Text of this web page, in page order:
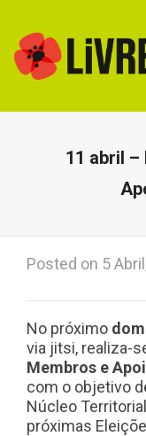
11 abril –
Posted on 5
No próximo
via jitsi, realiza-
Membros e
com o objetivo
Núcleo
próximas